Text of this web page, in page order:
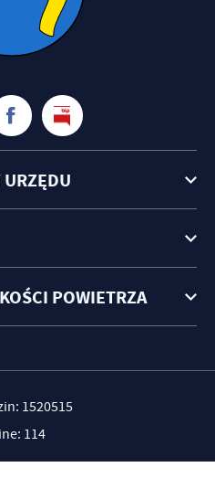
POWIETRZA
1520515
114